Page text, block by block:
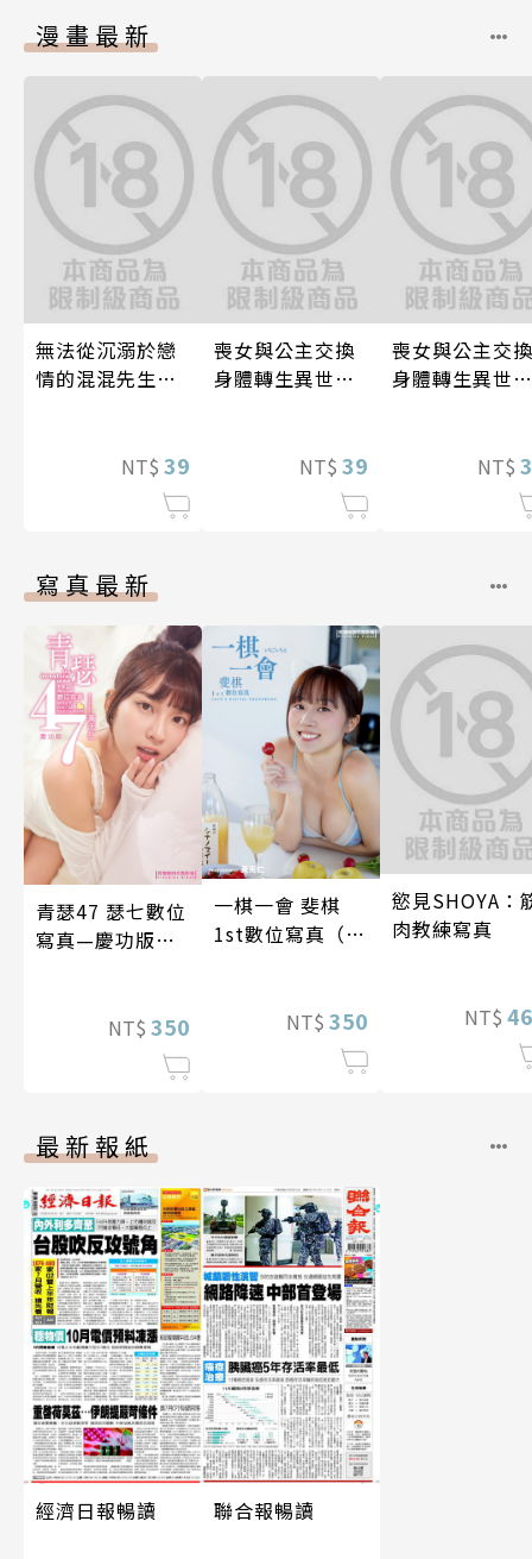
漫畫最新
無法從沉溺於戀
情的混混先生
NT$ 39
喪女與公主交換
身體轉生異世界
NT$ 39
喪女與公主交換
身體轉生異世界
NT$
寫真最新
青瑟47 瑟七數位
寫真—慶功版
NT$ 350
一棋一會 斐棋
1st數位寫真（含
NT$ 350
慾見SHOYA：
肉教練寫真
NT$
最新報紙
經濟日報暢讀
聯合報暢讀